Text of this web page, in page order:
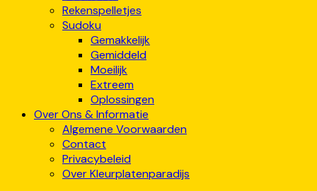
Rekenspelletjes
Sudoku
Gemakkelijk
Gemiddeld
Moeilijk
Extreem
Oplossingen
Over Ons & Informatie
Algemene Voorwaarden
Contact
Privacybeleid
Over Kleurplatenparadijs